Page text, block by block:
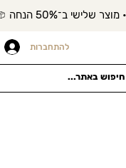
להתחברות